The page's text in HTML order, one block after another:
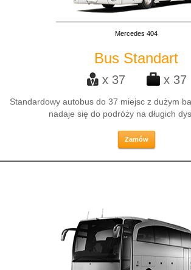
Mercedes 404
Bus Standart
x 37 x 37
Standardowy autobus do 37 miejsc z dużym
nadaje się do podróży na długich
Zamów